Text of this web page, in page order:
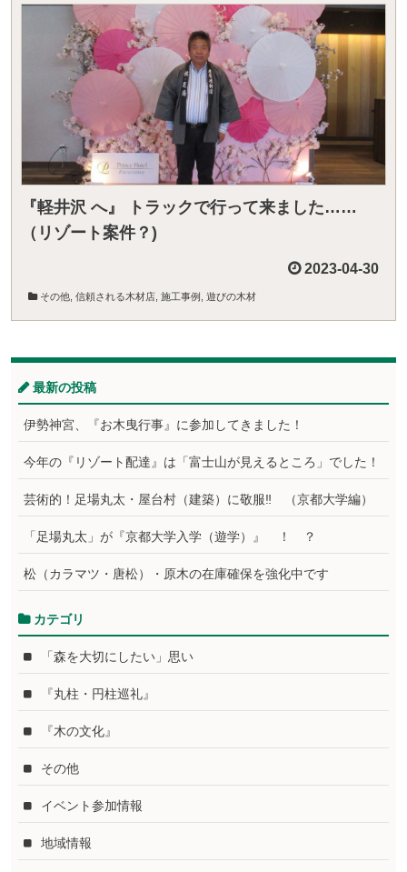
『軽井沢 へ』 トラックで行って来ました……
（リゾート案件？)
2023-04-30
その他 信頼される木材店 施工事例 遊びの木材
最新の投稿
伊勢神宮、『お木曳行事』に参加してきました！
今年の『リゾート配達』は「富士山が見えるところ」でした！
芸術的！足場丸太・屋台村（建築）に敬服‼ （京都大学編）
「足場丸太」が『京都大学入学（遊学）』 ！ ？
松（カラマツ・唐松）・原木の在庫確保を強化中です
カテゴリ
「森を大切にしたい」思い
『丸柱・円柱巡礼』
『木の文化』
その他
イベント参加情報
地域情報